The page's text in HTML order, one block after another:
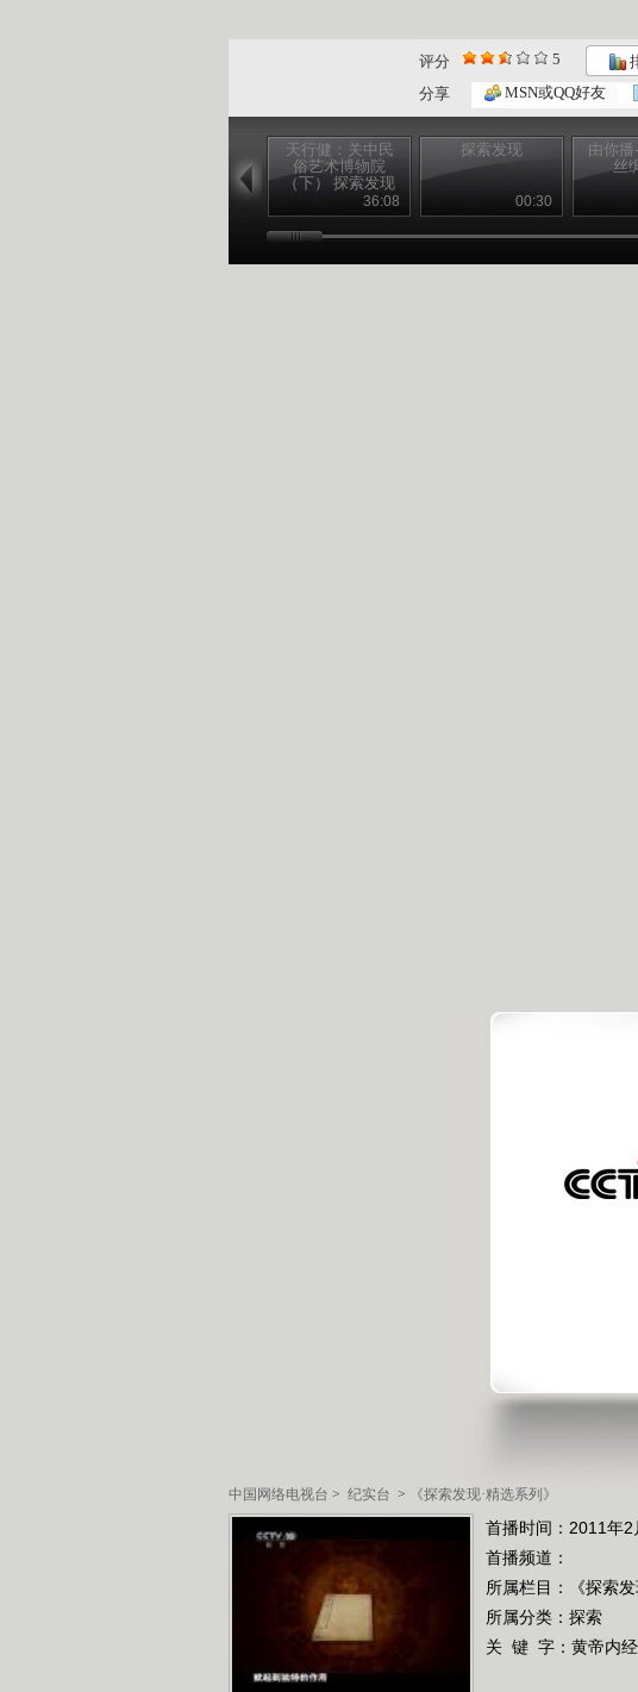
中国网络电视台 > 纪实台 > 《探索发现·精选系列》
评分 5
分享
MSN或QQ好友
天行健：关中民
俗艺术博物院
（下） 探索发现
2011022836:08
探索发现
00:30
由你
丝
首播时间：2011年
首播频道：
所属栏目：
《探索
所属分类：探索
关 键 字： 黄帝内经